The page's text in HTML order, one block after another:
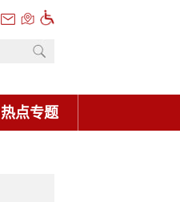
热点专题